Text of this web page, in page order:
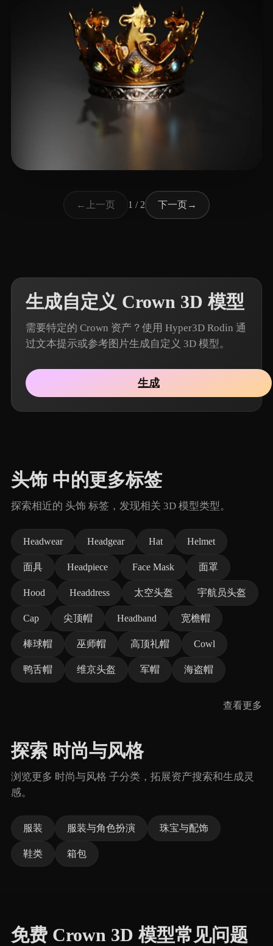
←
上一页 1 / 2 下一页→
生成自定义 Crown 3D 模型
需要特定的 Crown 资产？使用 Hyper3D Rodin 通
过文本提示或参考图片生成自定义 3D 模型。
生成
头饰 中的更多标签
探索相近的 头饰 标签，发现相关 3D 模型类型。
Headwear Headgear Hat Helmet
面具 Headpiece Face Mask 面罩
Hood Headdress 太空头盔 宇航员头盔
Cap 尖顶帽 Headband 宽檐帽
棒球帽 巫师帽 高顶礼帽 Cowl
鸭舌帽 维京头盔 军帽 海盗帽
查看更多
探索 时尚与风格
浏览更多 时尚与风格 子分类，拓展资产搜索和生成灵
感。
服装 服装与角色扮演 珠宝与配饰
鞋类 箱包
免费 Crown 3D 模型常见问题